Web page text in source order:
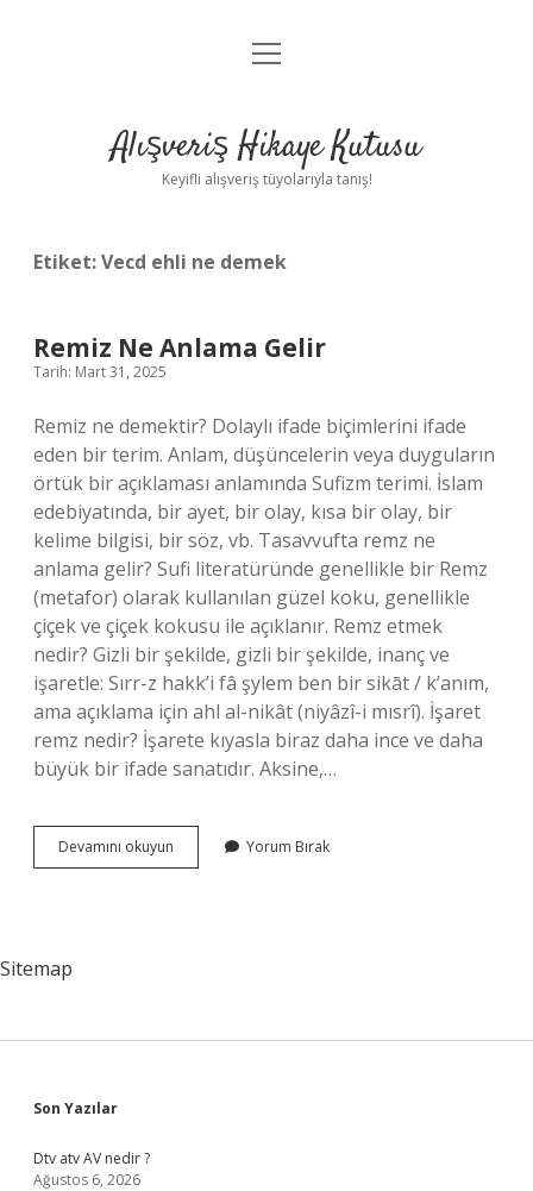
Anasayfa
Yasal Uyarı
menüyü
Alışveriş Hikaye Kutusu
Keyifli alışveriş tüyolarıyla tanış!
Etiket:Vecd ehli ne demek
Remiz Ne Anlama Gelir
Tarih: Mart 31, 2025
Remiz ne demektir? Dolaylı ifade biçimlerini ifade
eden bir terim. Anlam, düşüncelerin veya duyguların
örtük bir açıklaması anlamında Sufizm terimi. İslam
edebiyatında, bir ayet, bir olay, kısa bir olay, bir
kelime bilgisi, bir söz, vb. Tasavvufta remz ne
anlama gelir? Sufi literatüründe genellikle bir Remz
(metafor) olarak kullanılan güzel koku, genellikle
çiçek ve çiçek kokusu ile açıklanır. Remz etmek
nedir? Gizli bir şekilde, gizli bir şekilde, inanç ve
işaretle: Sırr-z hakk’i fâ şylem ben bir sikāt / k’anım,
ama açıklama için ahl al-nikât (niyâzî-i mısrî). İşaret
remz nedir? İşarete kıyasla biraz daha ince ve daha
büyük bir ifade sanatıdır. Aksine,…
Devamını okuyun
Ne
Yorum Bırak
Sitemap
Sidebar
Son Yazılar
Dtv atv AV nedir ?
Ağustos 6, 2026